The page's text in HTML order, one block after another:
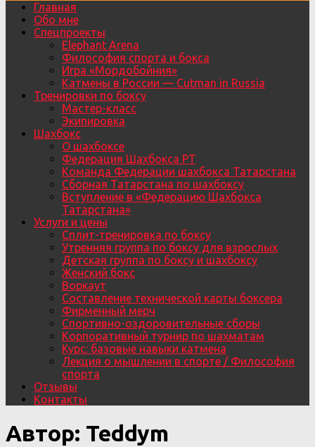
Главная
Обо мне
Спецпроекты
Elephant Arena
Философия спорта и бокса
Игра «Мордобойния»
Катмены в России — Cutman in Russia
Тренировки по боксу
Мастер-класс
Экипировка
Шахбокс
О шахбоксе
Федерация Шахбокса РТ
Команда Федерации шахбокса Татарстана
Сборная Татарстана по шахбоксу
Вступление в «Федерацию Шахбокса
Татарстана»
Услуги и цены
Сплит-тренировка по боксу
Утренняя группа по боксу для взрослых
Детская группа по боксу и шахбоксу
Женский бокс
Воркаут
Составление технической карты боксера
Фирменный мерч
Спортивно-оздоровительные сборы
Корпоративный турнир по шахматам
Курс: базовые навыки катмена
Лекция о мышлении в спорте / Философия
спорта
Отзывы
Контакты
Автор: Teddym